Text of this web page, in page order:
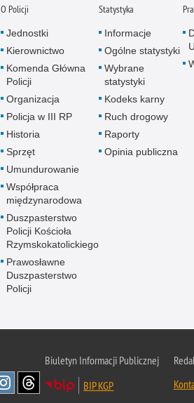
O Policji
Jednostki
Kierownictwo
Komenda Główna
Policji
Organizacja
Policja w III RP
Historia
Sprzęt
Umundurowanie
Współpraca
międzynarodowa
Duszpasterstwo
Policji Kościoła
Rzymskokatolickiego
Prawosławne
Duszpasterstwo
Policji
Statystyka
Informacje
Ogólne statystyki
Wybrane
statystyki
Kodeks karny
Ruch drogowy
Raporty
Opinia publiczna
Biuletyn Informacji Publicznej
BIP KGP